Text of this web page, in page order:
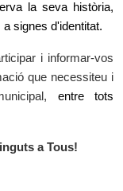
la seva història,
signes d'identitat.
i informar-vos
que necessiteu i
entre tots
a Tous!